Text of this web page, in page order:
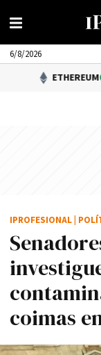
6/8/2026
0.59%
coimas
IPROFESIONAL